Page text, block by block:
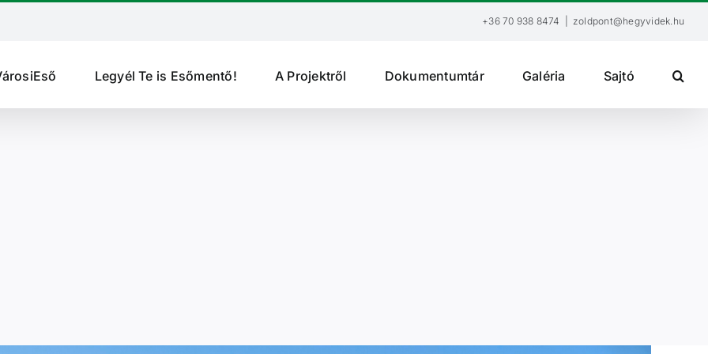
+36 70 938 8474 zoldpont@hegyvidek.hu
Legyél Te is Esőmentő! A Projektről Dokumentumtár Galéria Sajtó